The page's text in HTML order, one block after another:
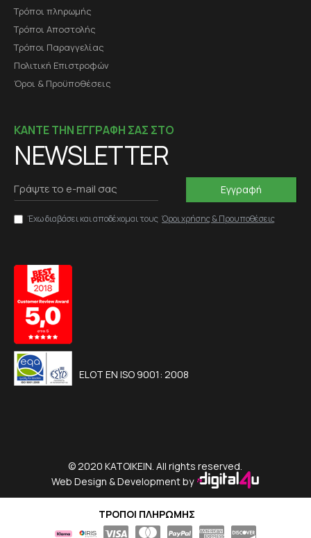
Τρόποι πληρωμής
Τρόποι Αποστολής
Τρόποι Παραγγελίας
Πολιτική Επιστροφών
Όροι & Προϋποθέσεις
ΚΑΝΤΕ ΤΗΝ ΕΓΓΡΑΦΗ ΣΑΣ ΣΤΟ
NEWSLETTER
Εγγραφή
Έχω διαβάσει και αποδέχομαι τους Όροι χρήσης & Προυποθέσεις
ELOT EN ISO 9001: 2008
© 2020 KATOIKEIN. All rights reserved.
Web Design & Development by
ΤΡΟΠΟΙ ΠΛΗΡΩΜΗΣ